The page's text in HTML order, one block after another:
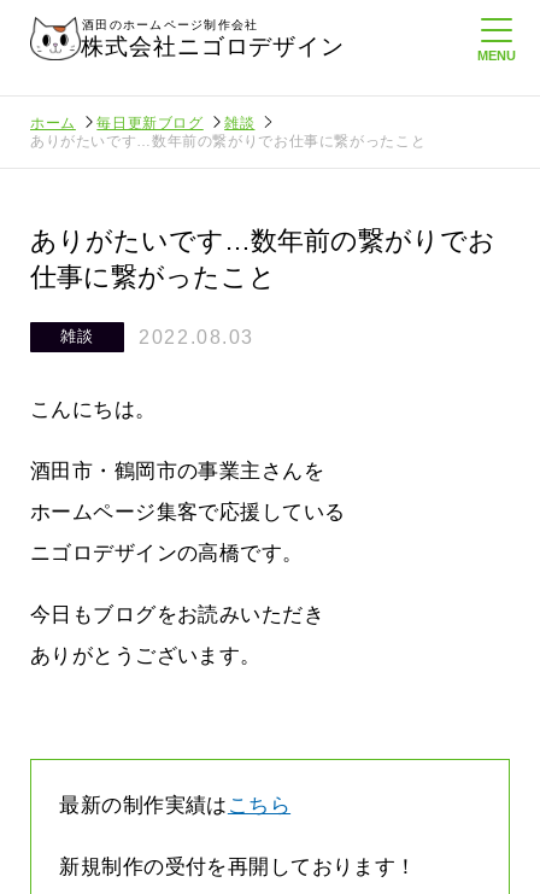
酒田のホームページ制作会社
株式会社ニゴロデザイン
ホーム 毎日更新ブログ
雑談
ありがたいです…数年前の繋がりでお仕事に繋がったこと
ありがたいです…数年前の繋がりでお
仕事に繋がったこと
雑談 2022.08.03
こんにちは。
酒田市・鶴岡市の事業主さんを
ホームページ集客で応援している
ニゴロデザインの高橋です。
今日もブログをお読みいただき
ありがとうございます。
最新の制作実績は こちら
新規制作の受付を再開しております！
通信を持
雨なんです
ニゴロ通信８月号が届きました！まも
なくまちがい探しが変わります
2026.07.27